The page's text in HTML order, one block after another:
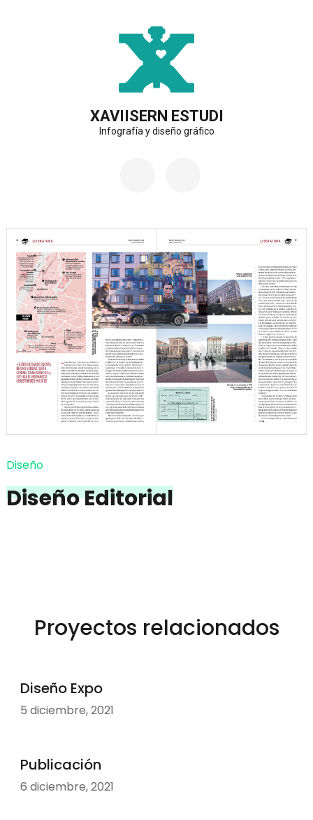
XAVIISERN ESTUDI
Infografía y diseño gráfico
Diseño
Diseño Editorial
Proyectos relacionados
Diseño Expo
5 diciembre, 2021
Publicación
6 diciembre, 2021